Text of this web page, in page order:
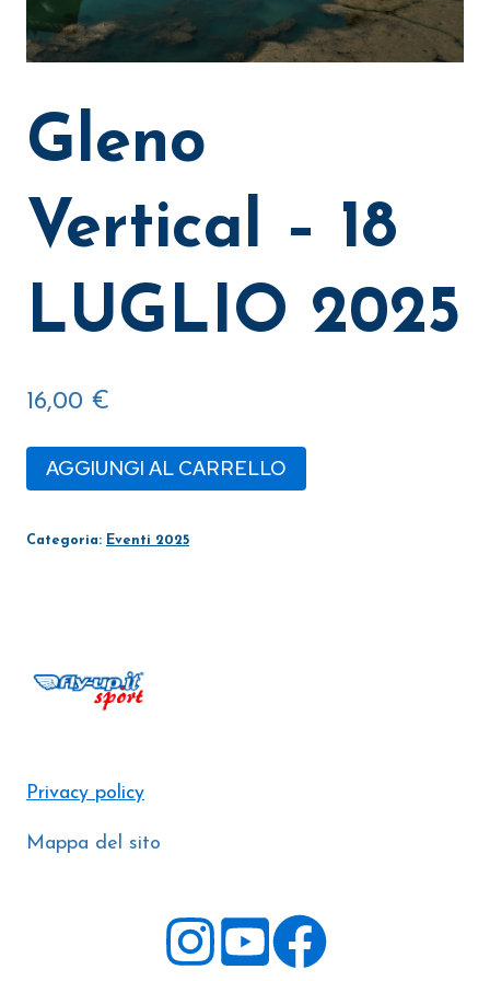
Gleno
Vertical – 18
LUGLIO 2025
16,00 €
Gleno
Vertical
AGGIUNGI AL CARRELLO
Categoria: Eventi 2025
Privacy policy
Mappa del sito